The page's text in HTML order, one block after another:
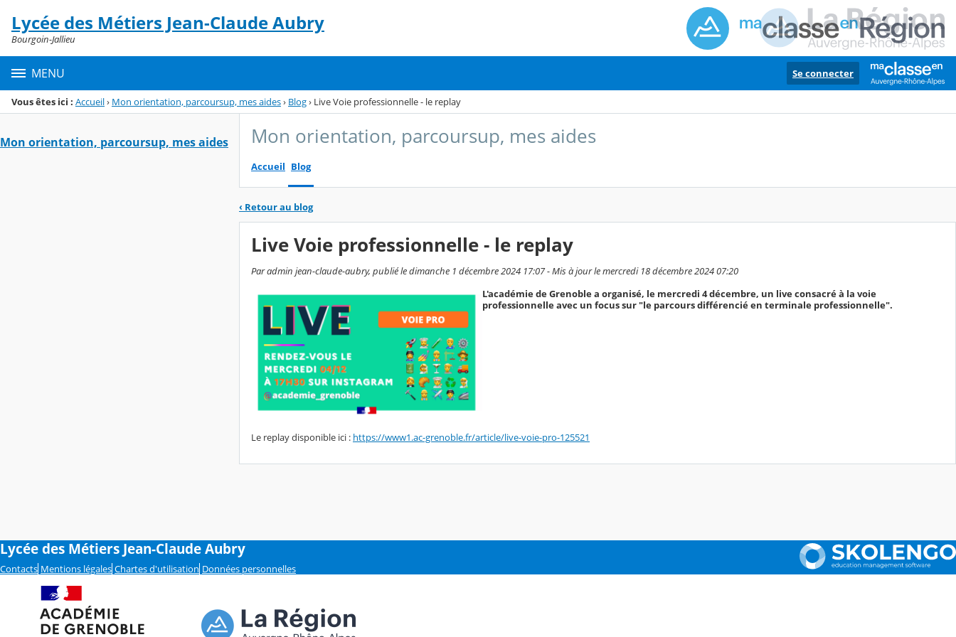
Menu de la rubrique
Contenu
Lycée des Métiers Jean-Claude Aubry
Bourgoin-Jallieu
MENU Se connecter
Vous êtes ici : Accueil› Mon orientation, parcoursup, mes aides› Blog› Live Voie professionnelle - le replay
Mon orientation, parcoursup, mes aides Mon orientation, parcoursup, mes aides
Accueil Blog
‹ Retour au blog
Live Voie professionnelle - le replay
Par admin jean-claude-aubry, publié le dimanche 1 décembre 2024 17:07 - Mis à jour le mercredi 18 décembre 2024 07:20
L'académie de Grenoble a organisé, le mercredi 4 décembre, un live consacré à la voie
professionnelle avec un focus sur "le parcours différencié en terminale professionnelle".
Le replay disponible ici : https://www1.ac-grenoble.fr/article/live-voie-pro-125521
Lycée des Métiers Jean-Claude Aubry
Contacts Mentions légales Chartes d'utilisation Données personnelles